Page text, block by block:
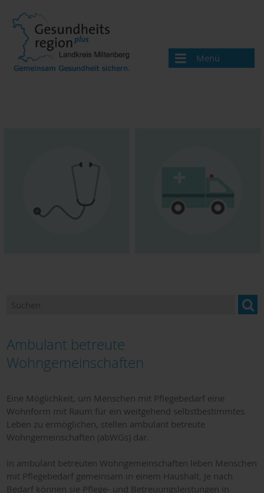
Menü
Gesundheitswegweiser
Ärzte und Therapeuten
Hilfen für Bedürftige
Kliniken
Orthopädiefachhandel
Sanitätshäuser
Dokumente zum Download
Ambulant betreute
Wohngemeinschaften
Eine Möglichkeit, um Menschen mit Pflegebedarf eine
Wohnform mit Raum für ein weitgehend selbstbestimmtes
Leben zu ermöglichen, stellen ambulant betreute
Wohngemeinschaften (abWGs) dar.
In ambulant betreuten Wohngemeinschaften leben Menschen
mit Pflegebedarf gemeinsam in einem Haushalt. Je nach
Bedarf können sie Pflege- und Betreuungsleistungen in